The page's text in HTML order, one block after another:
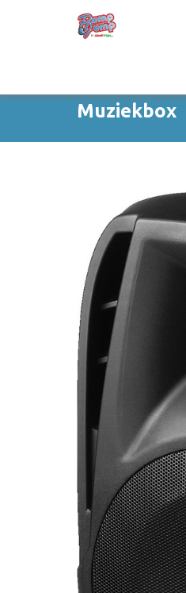
Muziekbox